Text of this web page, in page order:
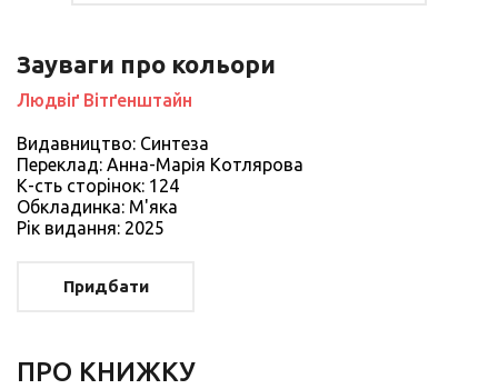
Зауваги про кольори
Людвіґ Вітґенштайн
Видавництво: Синтеза
Переклад: Анна-Марія Котлярова
К-сть сторiнок: 124
Обкладинка: М'яка
Рiк видання: 2025
Придбати
ПРО КНИЖКУ